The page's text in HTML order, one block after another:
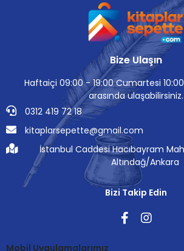
Bize Ulaşın
Haftaiçi 09:00 - 19:00 Cumartesi
arasında ulaşabilirsiniz.
0312 419 72 18
kitaplarsepette@gmail.com
İstanbul Caddesi Hacıbayram
Altındağ/Ankara
Bizi Takip Edin
Mobil Uygulamalarımız